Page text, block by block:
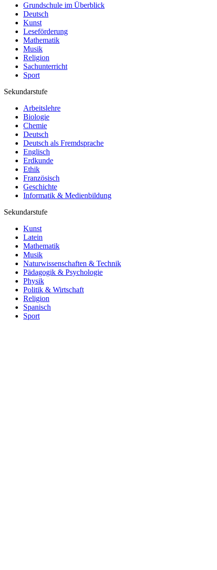
Grundschule im Überblick
Deutsch
Kunst
Leseförderung
Mathematik
Musik
Religion
Sachunterricht
Sport
Sekundarstufe
Arbeitslehre
Biologie
Chemie
Deutsch
Deutsch als Fremdsprache
Englisch
Erdkunde
Ethik
Französisch
Geschichte
Informatik & Medienbildung
Sekundarstufe
Kunst
Latein
Mathematik
Musik
Naturwissenschaften & Technik
Pädagogik & Psychologie
Physik
Politik & Wirtschaft
Religion
Spanisch
Sport